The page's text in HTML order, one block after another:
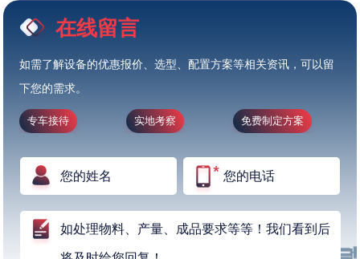
在线留言
如需了解设备的优惠报价、选型、配置方案等相关资讯，可以留
下您的需求。
专车接待 实地考察 免费制定方案